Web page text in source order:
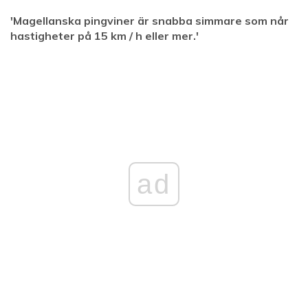
'Magellanska pingviner är snabba simmare som når
hastigheter på 15 km / h eller mer.'
ad